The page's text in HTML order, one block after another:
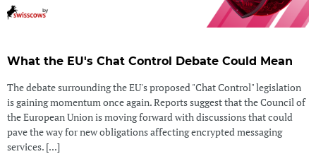
What the EU's Chat Control Debate Could Mean
The debate surrounding the EU's proposed "Chat Control" legislation
is gaining momentum once again. Reports suggest that the Council of
the European Union is moving forward with discussions that could
pave the way for new obligations affecting encrypted messaging
services. [...]